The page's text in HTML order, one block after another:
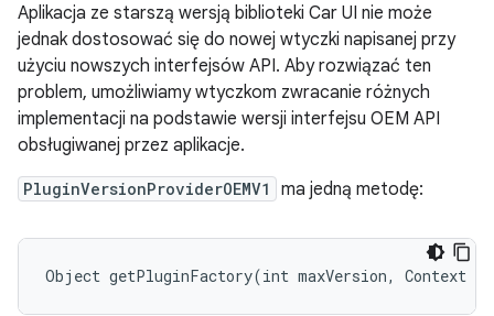
Aplikacja ze starszą wersją biblioteki Car UI nie może
jednak dostosować się do nowej wtyczki napisanej przy
użyciu nowszych interfejsów API. Aby rozwiązać ten
problem, umożliwiamy wtyczkom zwracanie różnych
implementacji na podstawie wersji interfejsu OEM API
obsługiwanej przez aplikacje.
PluginVersionProviderOEMV1 ma jedną metodę:
Object getPluginFactory(int maxVersion, Context